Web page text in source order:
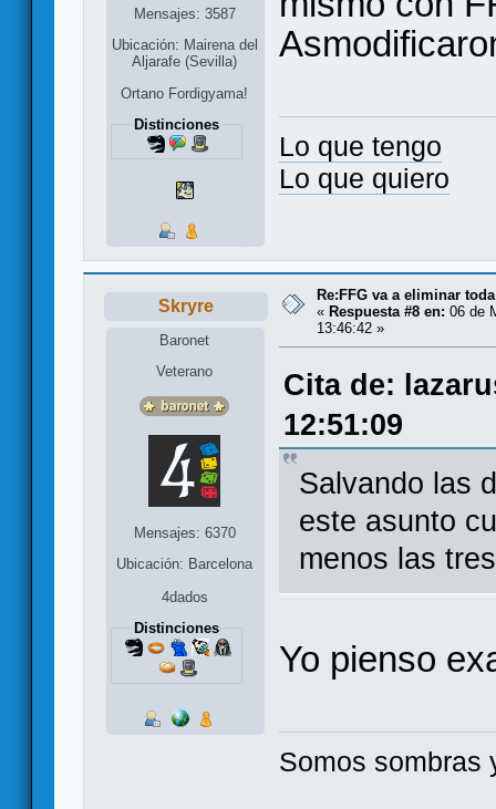
Mensajes: 3587
Ubicación: Mairena del
Aljarafe (Sevilla)
Ortano Fordigyama!
Distinciones
Lo que tengo
Lo que quiero
Skryre
Baronet
Veterano
Mensajes: 6370
Ubicación: Barcelona
4dados
Distinciones
Re:FFG va a eliminar
« Respuesta #8 en: 06 de
13:46:42 »
Cita de:
12:51:09
Salvando las
este asunto
menos las
Yo pienso
Somos sombras